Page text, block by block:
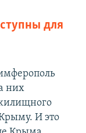
для
них
И это